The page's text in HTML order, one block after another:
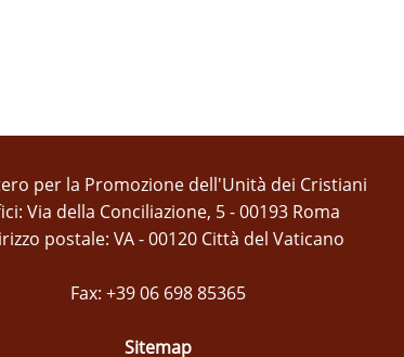
per la Promozione dell'Unità dei Cristiani
Via della Conciliazione, 5 - 00193 Roma
postale: VA - 00120 Città del Vaticano
Fax: +39 06 698 85365
Sitemap